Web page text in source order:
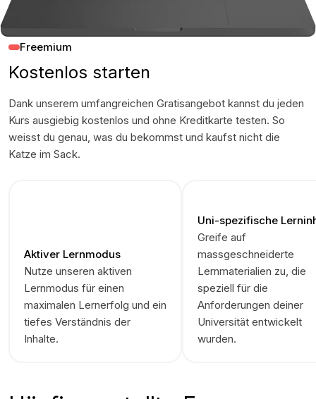
Freemium
Kostenlos starten
Dank unserem umfangreichen Gratisangebot kannst du jeden
Kurs ausgiebig kostenlos und ohne Kreditkarte testen. So
weisst du genau, was du bekommst und kaufst nicht die
Katze im Sack.
Aktiver Lernmodus
Nutze unseren aktiven
Lernmodus für einen
maximalen Lernerfolg und ein
tiefes Verständnis der
Inhalte.
Uni-spezifische
Greife auf
massgeschneiderte
Lernmaterialien zu, die
speziell für die
Anforderungen deiner
Universität entwickelt
wurden.